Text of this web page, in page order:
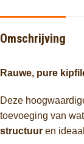
Omschrijving
Rauwe, pure
Deze
toevoeging van
structuur en